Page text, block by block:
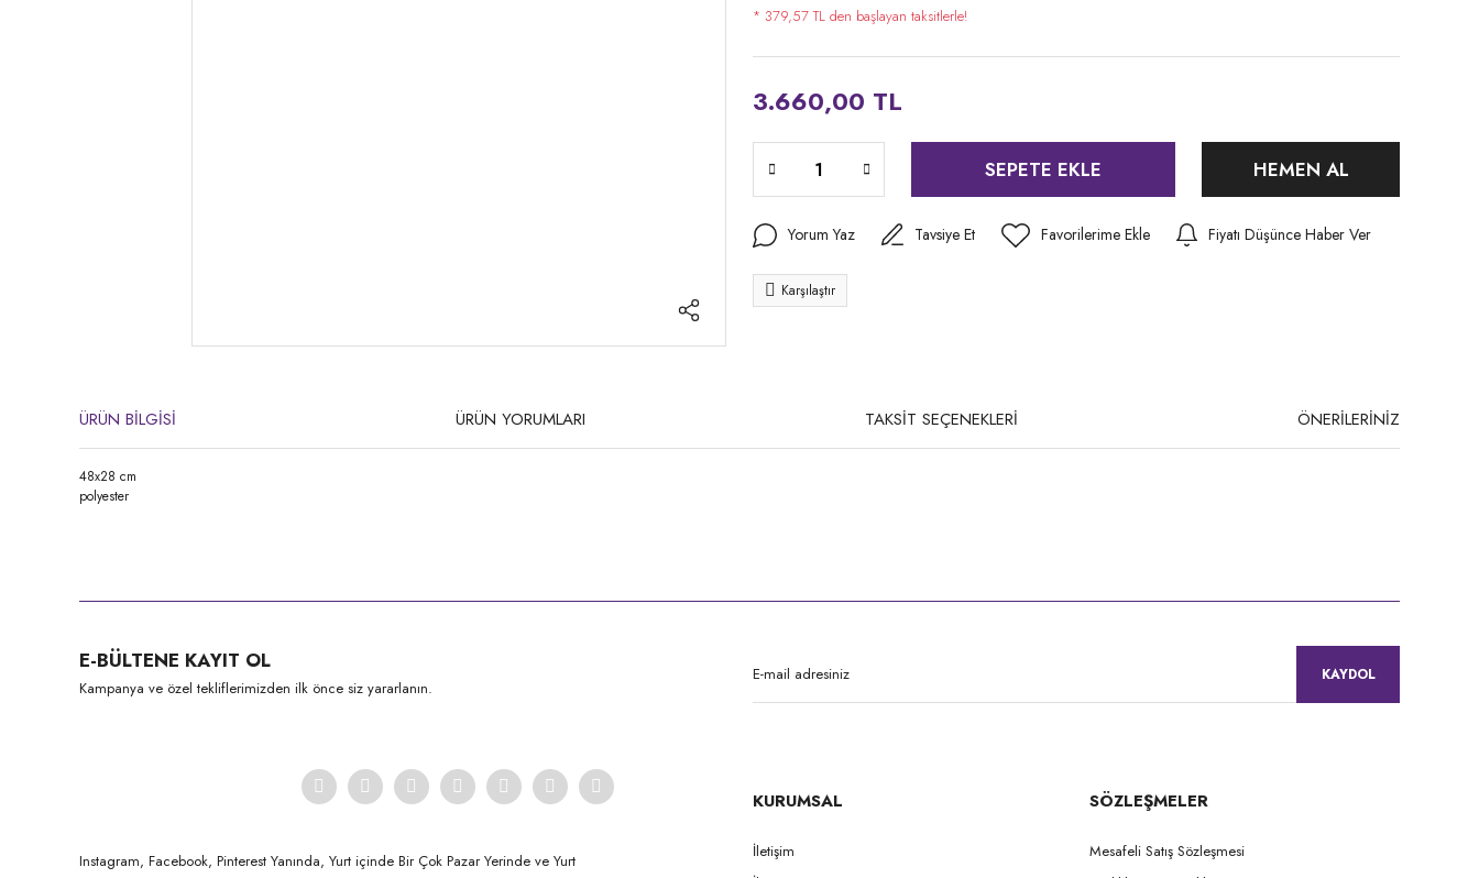
* 379,57 TL den başlayan taksitlerle!
3.660,00 TL
SEPETE EKLE HEMEN AL
Yorum Yaz Tavsiye Et Fiyatı Düşünce Haber Ver
Karşılaştır
ÜRÜN BİLGİSİ ÜRÜN YORUMLARI TAKSİT SEÇENEKLERİ ÖNERİLERİNİZ
48x28 cm
polyester
Ürün açıklamasında eksik bilgiler bulunuyor.
Ürün bilgilerinde hatalar bulunuyor.
E-BÜLTENE KAYIT OL
Kampanya ve özel tekliflerimizden ilk önce siz yararlanın.
KAYDOL
Instagram, Facebook, Pinterest Yanında, Yurt içinde Bir Çok Pazar Yerinde ve Yurt
KURUMSAL
İletişim
SÖZLEŞMELER
Mesafeli Satış Sözleşmesi